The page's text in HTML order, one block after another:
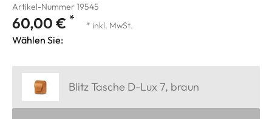
Artikel-Nummer 19545
60,00 € * * inkl. MwSt.
Wählen Sie:
Blitz Tasche D-Lux 7, braun